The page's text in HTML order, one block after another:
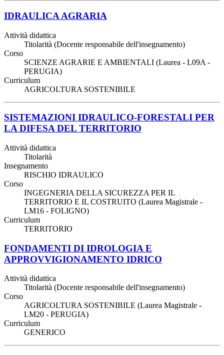
IDRAULICA AGRARIA
Attività didattica
Titolarità (Docente responsabile dell'insegnamento)
Corso
SCIENZE AGRARIE E AMBIENTALI (Laurea - L09A -
PERUGIA)
Curriculum
AGRICOLTURA SOSTENIBILE
SISTEMAZIONI IDRAULICO-FORESTALI PER
LA DIFESA DEL TERRITORIO
Attività didattica
Titolarità
Insegnamento
RISCHIO IDRAULICO
Corso
INGEGNERIA DELLA SICUREZZA PER IL
TERRITORIO E IL COSTRUITO (Laurea Magistrale -
LM16 - FOLIGNO)
Curriculum
TERRITORIO
FONDAMENTI DI IDROLOGIA E
APPROVVIGIONAMENTO IDRICO
Attività didattica
Titolarità (Docente responsabile dell'insegnamento)
Corso
AGRICOLTURA SOSTENIBILE (Laurea Magistrale -
LM20 - PERUGIA)
Curriculum
GENERICO